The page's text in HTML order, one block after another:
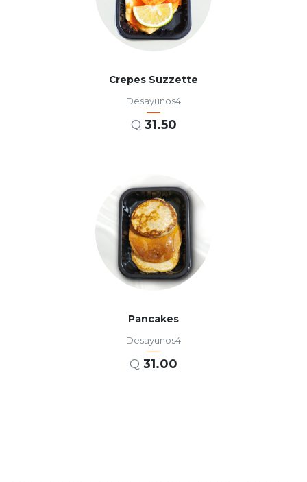
Crepes Suzzette
Desayunos4
Q 31.50
Pancakes
Desayunos4
Q 31.00